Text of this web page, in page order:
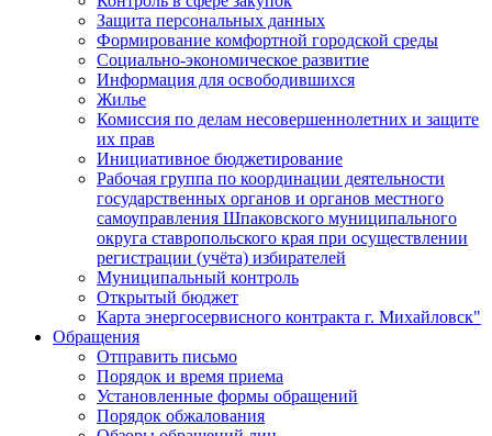
Защита персональных данных
Формирование комфортной городской среды
Социально-экономическое развитие
Информация для освободившихся
Жилье
Комиссия по делам несовершеннолетних и защите
их прав
Инициативное бюджетирование
Рабочая группа по координации деятельности
государственных органов и органов местного
самоуправления Шпаковского муниципального
округа ставропольского края при осуществлении
регистрации (учёта) избирателей
Муниципальный контроль
Открытый бюджет
Карта энергосервисного контракта г. Михайловск"
Обращения
Отправить письмо
Порядок и время приема
Установленные формы обращений
Порядок обжалования